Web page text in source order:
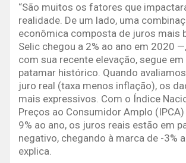
“São muitos os fatores que
realidade. De um lado, uma
econômica composta de juros mais
Selic chegou a 2% ao ano em 2020
com sua recente elevação, segue em
patamar histórico. Quando
juro real (taxa menos inflação), os
mais expressivos. Com o Índice
Preços ao Consumidor Amplo
9% ao ano, os juros reais estão em
negativo, chegando à marca de -3%
explica.